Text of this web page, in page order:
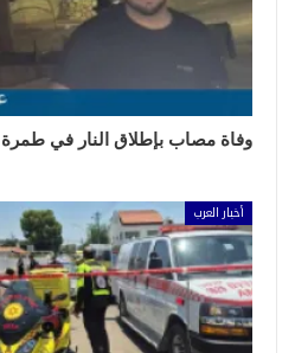
وفاة مصاب بإطلاق النار في طمرة
أخبار العرب